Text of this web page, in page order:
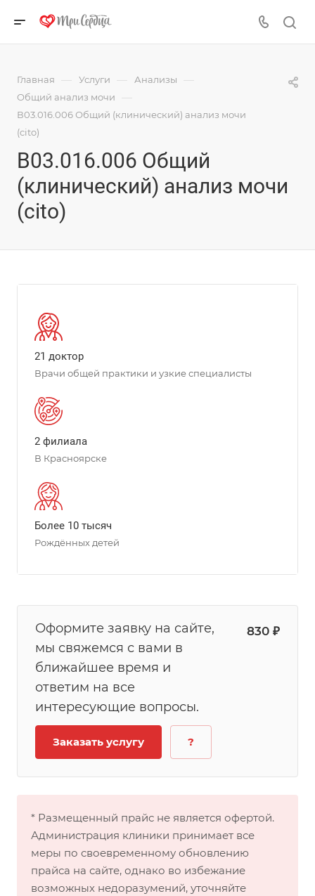
Главная — Услуги — Анализы —
Общий анализ мочи —
В03.016.006 Общий (клинический) анализ мочи
(cito)
В03.016.006 Общий
(клинический) анализ мочи
(cito)
21 доктор
Врачи общей практики и узкие специалисты
2 филиала
В Красноярске
Более 10 тысяч
Рождённых детей
Оформите заявку на сайте,
мы свяжемся с вами в
ближайшее время и
ответим на все
интересующие вопросы.
830 ₽
Заказать услугу ?
* Размещенный прайс не является офертой.
Администрация клиники принимает все
меры по своевременному обновлению
прайса на сайте, однако во избежание
возможных недоразумений, уточняйте